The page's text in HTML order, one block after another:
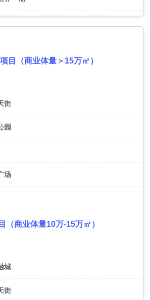
目（商业体量＞15万㎡）
街
园
场
（商业体量10万-15万㎡）
城
街